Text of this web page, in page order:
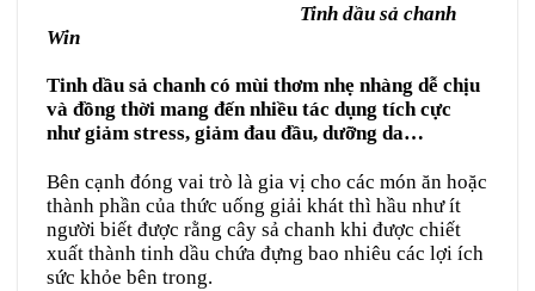
Tinh dầu sả chanh
Win
Tinh dầu sả chanh có mùi thơm nhẹ nhàng dễ chịu
và đồng thời mang đến nhiều tác dụng tích cực
như giảm stress, giảm đau đầu, dưỡng da…
Bên cạnh đóng vai trò là gia vị cho các món ăn hoặc
thành phần của thức uống giải khát thì hầu như ít
người biết được rằng cây sả chanh khi được chiết
xuất thành tinh dầu chứa đựng bao nhiêu các lợi ích
sức khỏe bên trong.